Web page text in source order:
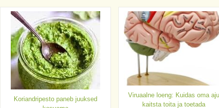
Koriandripesto paneb juuksed
Viruaalne loeng: Kuidas oma aju
kaitsta toita ja toetada